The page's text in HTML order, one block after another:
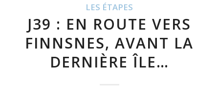
LES ÉTAPES
J39 : EN ROUTE VERS
FINNSNES, AVANT LA
DERNIÈRE ÎLE…